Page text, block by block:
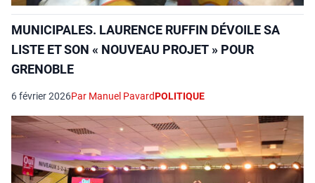
MUNICIPALES. LAURENCE RUFFIN DÉVOILE SA
LISTE ET SON « NOUVEAU PROJET » POUR
GRENOBLE
6 février 2026Par Manuel PavardPOLITIQUE